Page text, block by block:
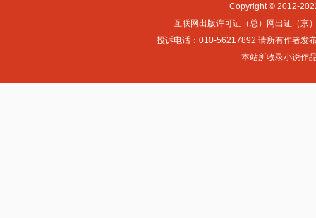
Copyright © 2012-
互联网出版许可证（总）网出证（京
投诉电话：010-56217892 请所有作者发
本站所收录小说作